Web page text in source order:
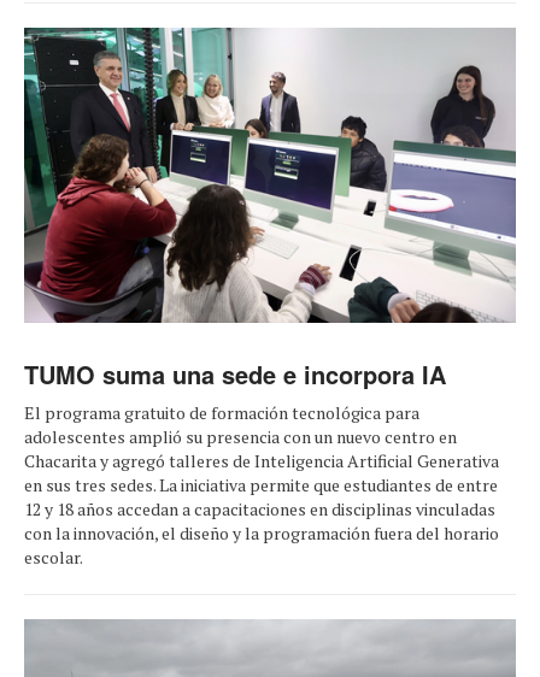
TUMO suma una sede e incorpora IA
El programa gratuito de formación tecnológica para
adolescentes amplió su presencia con un nuevo centro en
Chacarita y agregó talleres de Inteligencia Artificial Generativa
en sus tres sedes. La iniciativa permite que estudiantes de entre
12 y 18 años accedan a capacitaciones en disciplinas vinculadas
con la innovación, el diseño y la programación fuera del horario
escolar.